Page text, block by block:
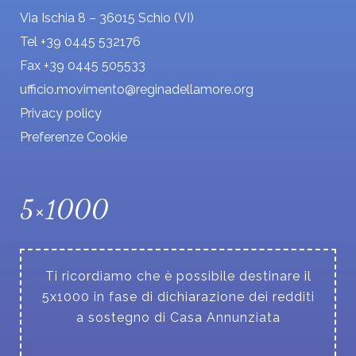
Via Ischia 8 – 36015 Schio (VI)
Tel +39 0445 532176
Fax +39 0445 505533
ufficio.movimento@reginadellamore.org
Privacy policy
Preferenze Cookie
5×1000
Ti ricordiamo che è possibile destinare il
5x1000 in fase di dichiarazione dei redditi
a sostegno di Casa Annunziata